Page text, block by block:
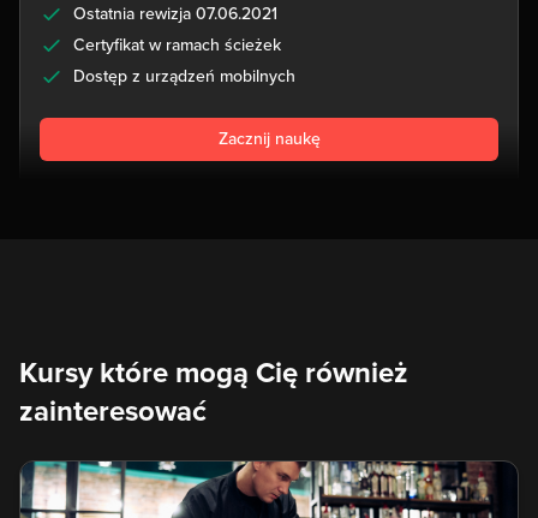
Ostatnia rewizja 07.06.2021
Certyfikat w ramach ścieżek
Dostęp z urządzeń mobilnych
Zacznij naukę
Kursy które mogą Cię również
zainteresować